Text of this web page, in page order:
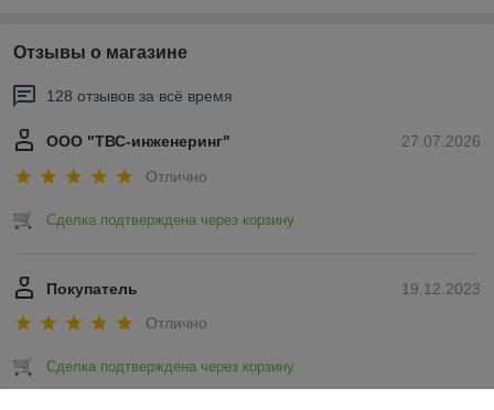
Отзывы о магазине
128 отзывов за всё время
27.07.2026
ООО "ТВС-инженеринг"
Отлично
Сделка подтверждена через корзину
19.12.2023
Покупатель
Отлично
Сделка подтверждена через корзину